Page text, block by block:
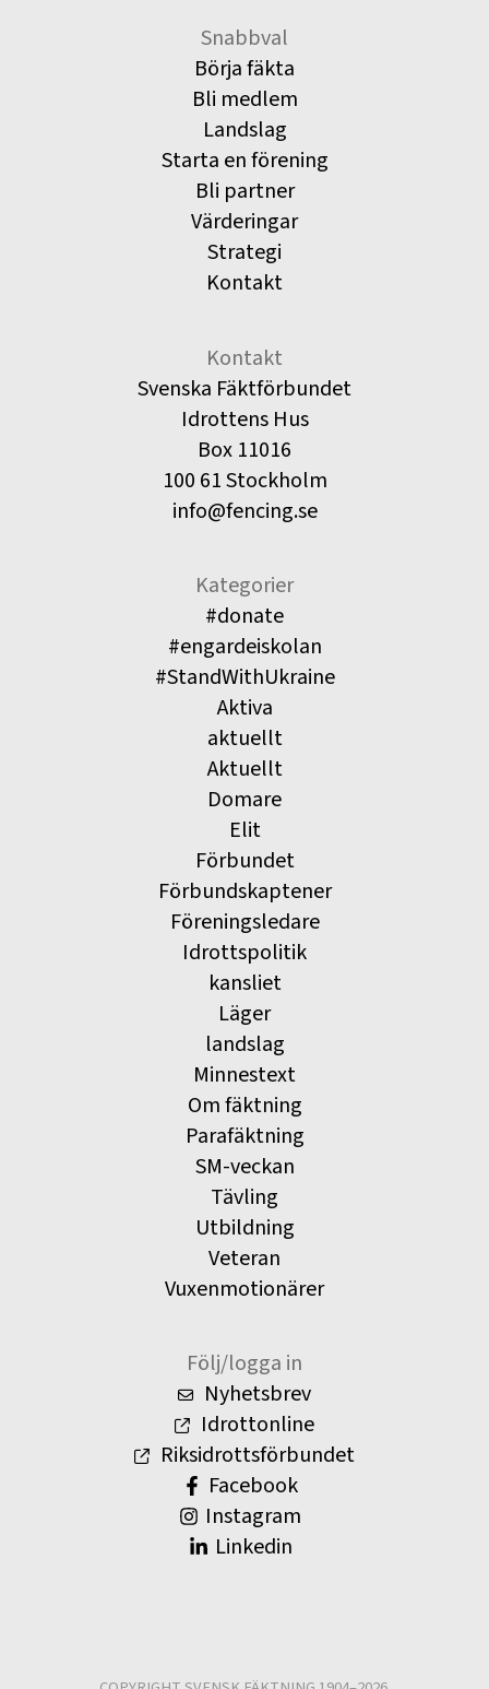
Snabbval
Börja fäkta
Bli medlem
Landslag
Starta en förening
Bli partner
Värderingar
Strategi
Kontakt
Kontakt
Svenska Fäktförbundet
Idrottens Hus
Box 11016
100 61 Stockholm
info@fencing.se
Kategorier
#donate
#engardeiskolan
#StandWithUkraine
Aktiva
aktuellt
Aktuellt
Domare
Elit
Förbundet
Förbundskaptener
Föreningsledare
Idrottspolitik
kansliet
Läger
landslag
Minnestext
Om fäktning
Parafäktning
SM-veckan
Tävling
Utbildning
Veteran
Vuxenmotionärer
Följ/logga in
Nyhetsbrev
Idrottonline
Riksidrottsförbundet
Facebook
Instagram
Linkedin